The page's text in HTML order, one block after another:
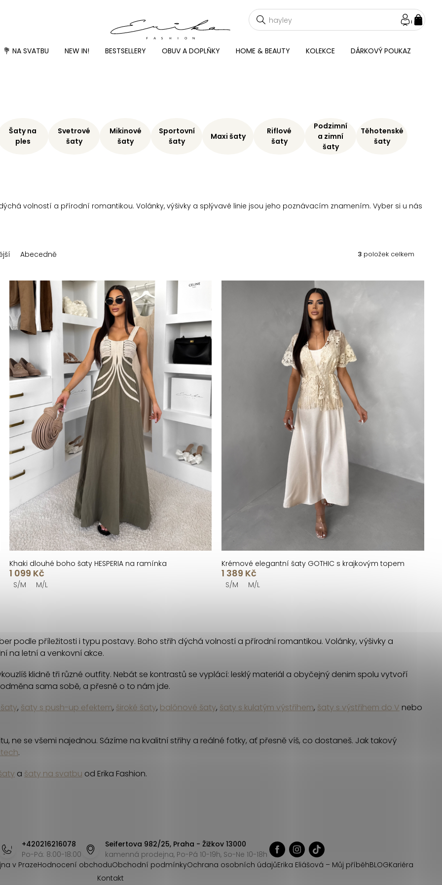
💐 NA SVATBU NEW IN! BESTSELLERY OBUV A DOPLŇKY HOME & BEAUTY KOLEKCE DÁRKOVÝ POUKAZ
volností a přírodní romantikou. Volánky, výšivky a splývavé linie jsou jeho poznávacím znamením. Vyber si u nás
Šaty na
ples
Svetrové
šaty
Mikinové
šaty
Sportovní
šaty
Maxi šaty
Riflové
šaty
Podzimní
a zimní
šaty
Těhotenské
šaty
Abecedně 3 položek celkem
Khaki dlouhé boho šaty HESPERIA na ramínka
1 099 Kč
S/M M/L
Krémové elegantní šaty GOTHIC s krajkovým topem
1 389 Kč
S/M M/L
podle příležitosti i typu postavy. Boho střih dýchá volností a přírodní romantikou. Volánky, výšivky a
na letní a venkovní akce.
klidně tři různé outfity. Nebát se kontrastů se vyplácí: lesklý materiál a obyčejný denim spolu vytvoří
sama sobě, a přesně o to nám jde.
, šaty s push-up efektem, široké šaty, balónové šaty, šaty s kulatým výstřihem, šaty s výstřihem do V nebo
ne se všemi najednou. Sázíme na kvalitní střihy a reálné fotky, ať přesně víš, co dostaneš. Jak takový
.
a šaty na svatbu od Erika Fashion.
+420216216078
Po-Pá: 8:00-18:00
Seifertova 982/25, Praha - Žižkov 13000
kamenná prodejna, Po-Pá 10-19h, So-Ne 10-18h
v PrazeHodnocení obchoduObchodní podmínkyOchrana osobních údajůErika Eliášová – Můj příběhBLOGKariéra
Kontakt